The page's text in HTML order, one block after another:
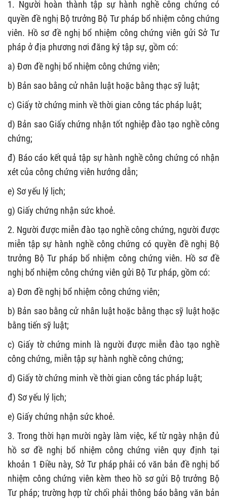
1. Người hoàn thành tập sự hành nghề công chứng có
quyền đề nghị Bộ trưởng Bộ Tư pháp bổ nhiệm công chứng
viên. Hồ sơ đề nghị bổ nhiệm công chứng viên gửi Sở Tư
pháp ở địa phương nơi đăng ký tập sự, gồm có:
a) Đơn đề nghị bổ nhiệm công chứng viên;
b) Bản sao bằng cử nhân luật hoặc bằng thạc sỹ luật;
c) Giấy tờ chứng minh về thời gian công tác pháp luật;
d) Bản sao Giấy chứng nhận tốt nghiệp đào tạo nghề công
chứng;
đ) Báo cáo kết quả tập sự hành nghề công chứng có nhận
xét của công chứng viên hướng dẫn;
e) Sơ yếu lý lịch;
g) Giấy chứng nhận sức khoẻ.
2. Người được miễn đào tạo nghề công chứng, người được
miễn tập sự hành nghề công chứng có quyền đề nghị Bộ
trưởng Bộ Tư pháp bổ nhiệm công chứng viên. Hồ sơ đề
nghị bổ nhiệm công chứng viên gửi Bộ Tư pháp, gồm có:
a) Đơn đề nghị bổ nhiệm công chứng viên;
b) Bản sao bằng cử nhân luật hoặc bằng thạc sỹ luật hoặc
bằng tiến sỹ luật;
c) Giấy tờ chứng minh là người được miễn đào tạo nghề
công chứng, miễn tập sự hành nghề công chứng;
d) Giấy tờ chứng minh về thời gian công tác pháp luật;
đ) Sơ yếu lý lịch;
e) Giấy chứng nhận sức khoẻ.
3. Trong thời hạn mười ngày làm việc, kể từ ngày nhận đủ
hồ sơ đề nghị bổ nhiệm công chứng viên quy định tại
khoản 1 Điều này, Sở Tư pháp phải có văn bản đề nghị bổ
nhiệm công chứng viên kèm theo hồ sơ gửi Bộ trưởng Bộ
Tư pháp; trường hợp từ chối phải thông báo bằng văn bản